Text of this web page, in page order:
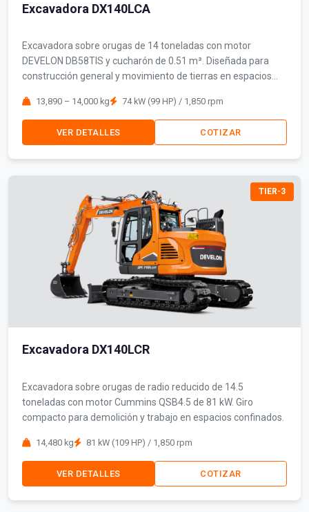
Excavadora DX140LCA
Excavadora sobre orugas de 14 toneladas con motor
DEVELON DB58TIS y cucharón de 0.51 m³. Diseñada para
construcción general y movimiento de tierras en espacios
13,890 – 14,000 kg 74 kW (99 HP) / 1,850 rpm
VER DETALLES COTIZAR
TIER-3
Excavadora DX140LCR
Excavadora sobre orugas de radio reducido de 14.5
toneladas con motor Cummins QSB4.5 de 81 kW. Giro
compacto para demolición y trabajo en espacios confinados.
14,480 kg 81 kW (109 HP) / 1,850 rpm
VER DETALLES COTIZAR